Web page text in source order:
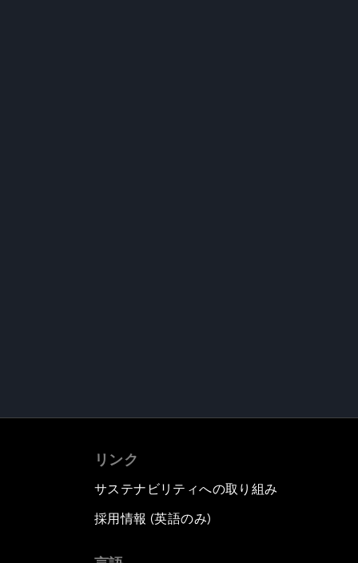
リンク
サステナビリティへの取り組み
採用情報 (英語のみ)